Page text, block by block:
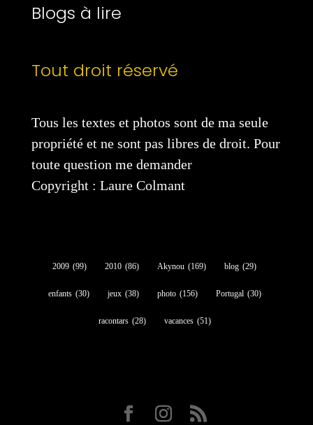
Blogs à lire
Tout droit réservé
Tous les textes et photos sont de ma seule
propriété et ne sont pas libres de droit. Pour
toute question me demander
Copyright : Laure Colmant
2009 (99) 2010 (86) Akynou (169) blog (29)
enfants (30) jeux (38) photo (156) Portugal (30)
racontars (28) vacances (51)